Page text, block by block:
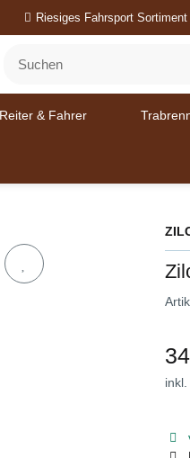
Riesiges Fahrsport Sortiment
Reiter & Fahrer
inkl.